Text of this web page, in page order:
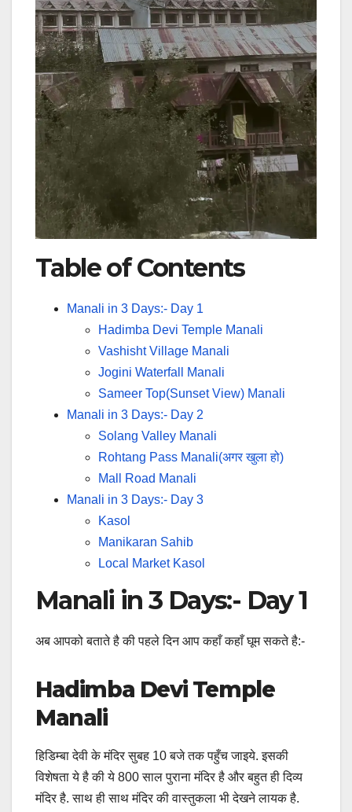
Table of Contents
Manali in 3 Days:- Day 1
Hadimba Devi Temple Manali
Vashisht Village Manali
Jogini Waterfall Manali
Sameer Top(Sunset View) Manali
Manali in 3 Days:- Day 2
Solang Valley Manali
Rohtang Pass Manali(अगर खुला हो)
Mall Road Manali
Manali in 3 Days:- Day 3
Kasol
Manikaran Sahib
Local Market Kasol
Manali in 3 Days:- Day 1
अब आपको बताते है की पहले दिन आप कहाँ कहाँ घूम सकते है:-
Hadimba Devi Temple
Manali
हिडिम्बा देवी के मंदिर सुबह 10 बजे तक पहुँच जाइये. इसकी
विशेषता ये है की ये 800 साल पुराना मंदिर है और बहुत ही दिव्य
मंदिर है. साथ ही साथ मंदिर की वास्तुकला भी देखने लायक है.